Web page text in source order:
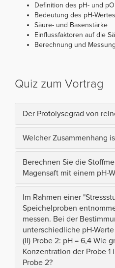
Definition des pH- und
Bedeutung des pH-
Säure- und Basenstärke
Einflussfaktoren auf die
Berechnung und
Quiz zum Vortrag
Der Protolysegrad von
Welcher Zusammenhang
Berechnen Sie die
Magensaft mit einem pH-
Im Rahmen einer
Speichelproben
messen. Bei der
unterschiedliche pH-Werte
(II) Probe 2: pH = 6,4 Wie
Konzentration der Probe
Probe 2?